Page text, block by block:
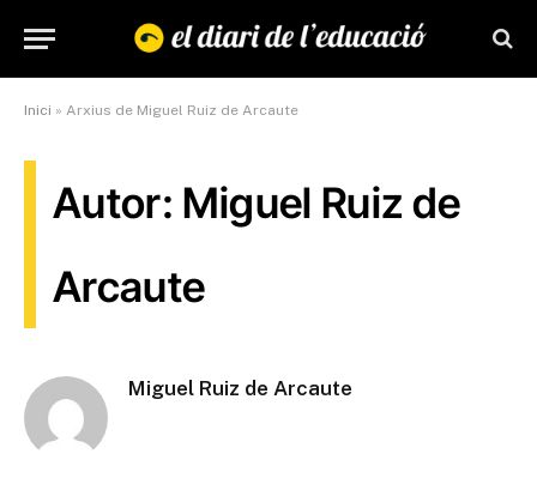
Inici » Arxius de Miguel Ruiz de Arcaute
Autor: Miguel Ruiz de
Arcaute
Miguel Ruiz de Arcaute